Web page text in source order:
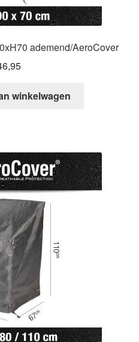
ademend/AeroCover
winkelwagen